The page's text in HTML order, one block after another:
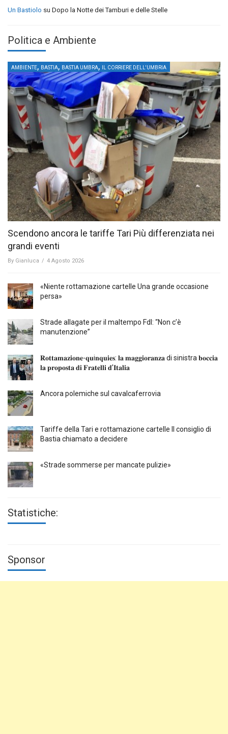
Un Bastiolo su Dopo la Notte dei Tamburi e delle Stelle
Politica e Ambiente
AMBIENTE, BASTIA, BASTIA UMBRA, IL CORRIERE DELL'UMBRIA
Scendono ancora le tariffe Tari Più differenziata nei
grandi eventi
By Gianluca / 4 Agosto 2026
«Niente rottamazione cartelle Una grande occasione
persa»
Strade allagate per il maltempo FdI: “Non c’è
manutenzione”
𝐑𝐨𝐭𝐭𝐚𝐦𝐚𝐳𝐢𝐨𝐧𝐞-𝐪𝐮i𝐧𝐪𝐮𝐢𝐞𝐬: 𝐥𝐚 𝐦𝐚𝐠𝐠𝐢𝐨𝐫𝐚𝐧𝐳𝐚 di sinistra 𝐛𝐨𝐜𝐜𝐢𝐚
𝐥𝐚 𝐩𝐫𝐨𝐩𝐨𝐬𝐭𝐚 𝐝𝐢 𝐅𝐫𝐚𝐭𝐞𝐥𝐥𝐢 𝐝’𝐈𝐭𝐚𝐥𝐢𝐚
Ancora polemiche sul cavalcaferrovia
Tariffe della Tari e rottamazione cartelle Il consiglio di
Bastia chiamato a decidere
«Strade sommerse per mancate pulizie»
Statistiche:
Sponsor